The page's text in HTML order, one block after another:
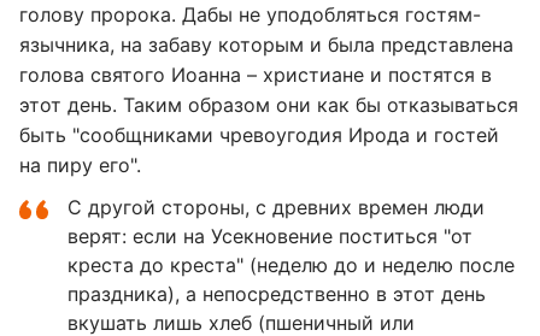
голову пророка. Дабы не уподобляться гостям-
язычника, на забаву которым и была представлена
голова святого Иоанна – христиане и постятся в
этот день. Таким образом они как бы отказываться
быть "сообщниками чревоугодия Ирода и гостей
на пиру его".
С другой стороны, с древних времен люди
верят: если на Усекновение поститься "от
креста до креста" (неделю до и неделю после
праздника), а непосредственно в этот день
вкушать лишь хлеб (пшеничный или